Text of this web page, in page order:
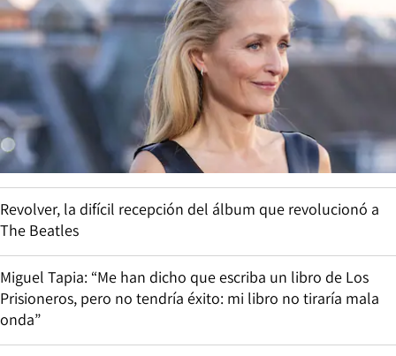
Revolver, la difícil recepción del álbum que revolucionó a
The Beatles
Miguel Tapia: “Me han dicho que escriba un libro de Los
Prisioneros, pero no tendría éxito: mi libro no tiraría mala
onda”